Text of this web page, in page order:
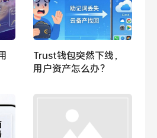
Trust钱包突然下线，
用户资产怎么办？